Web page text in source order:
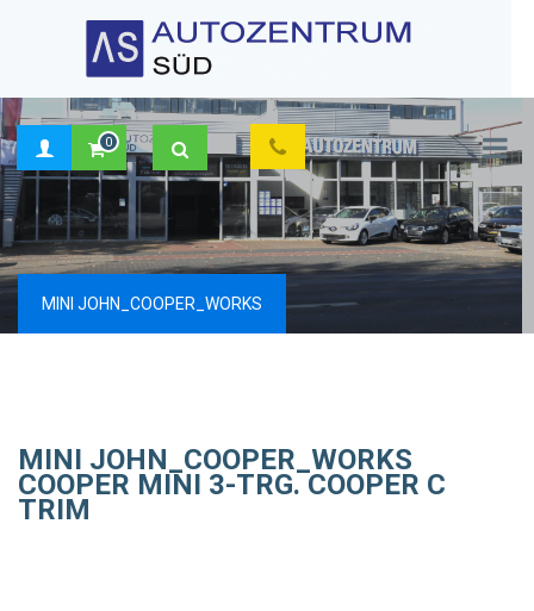
0
×
MINI JOHN_COOPER_WORKS
MINI JOHN_COOPER_WORKS
COOPER MINI 3-TRG. COOPER C
TRIM